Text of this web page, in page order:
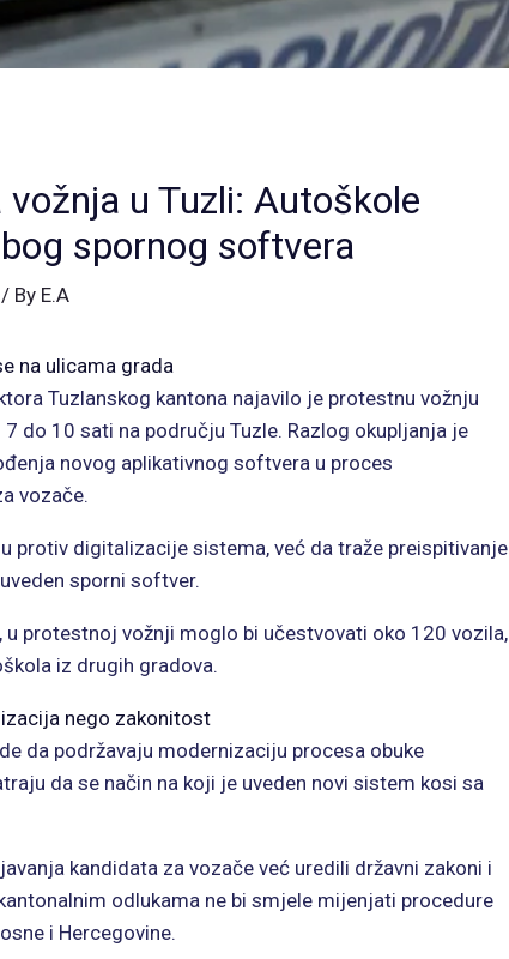
u Tuzli: Autoškole
spornog softvera
/ By E.A
na ulicama grada
Tuzlanskog kantona najavilo je protestnu vožnju
do 10 sati na području Tuzle. Razlog okupljanja je
novog aplikativnog softvera u proces
vozače.
protiv digitalizacije sistema, već da traže preispitivanje
sporni softver.
u protestnoj vožnji moglo bi učestvovati oko 120 vozila,
iz drugih gradova.
nego zakonitost
da podržavaju modernizaciju procesa obuke
da se način na koji je uveden novi sistem kosi sa
kandidata za vozače već uredili državni zakoni i
odlukama ne bi smjele mijenjati procedure
i Hercegovine.